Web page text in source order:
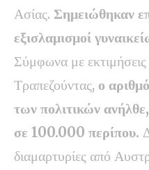
Ασίας. Σημειώθηκαν
εξισλαμισμοί
Σύμφωνα με
Τραπεζούντας, ο
των πολιτικών
σε 100.000 περίπου.
διαμαρτυρίες από